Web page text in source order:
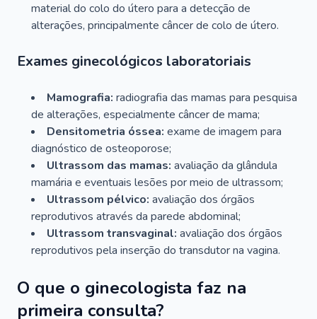
material do colo do útero para a detecção de
alterações, principalmente câncer de colo de útero.
Exames ginecológicos laboratoriais
Mamografia: radiografia das mamas para pesquisa
de alterações, especialmente câncer de mama;
Densitometria óssea: exame de imagem para
diagnóstico de osteoporose;
Ultrassom das mamas: avaliação da glândula
mamária e eventuais lesões por meio de ultrassom;
Ultrassom pélvico: avaliação dos órgãos
reprodutivos através da parede abdominal;
Ultrassom transvaginal: avaliação dos órgãos
reprodutivos pela inserção do transdutor na vagina.
O que o ginecologista faz na
primeira consulta?